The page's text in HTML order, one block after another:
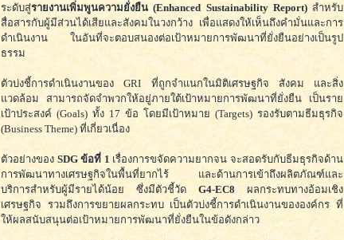
ระดับสู่รายงานเพิ่มพูนความยั่งยืน (Enhanced Sustainability Report)สำหรับ
สื่อสารกับผู้มีส่วนได้เสียและสังคมในวงกว้าง เพื่อแสดงให้เห็นถึงคำมั่นและการ
ดำเนินงาน ในอันที่จะตอบสนองต่อเป้าหมายการพัฒนาที่ยั่งยืนอย่างเป็นรูป
ธรรม
ตัวบ่งชี้การดำเนินงานของ GRI ที่ถูกจำแนกในมิติเศรษฐกิจ สังคม และสิ่ง
แวดล้อม สามารถจัดจำพวกให้อยู่ภายใต้เป้าหมายการพัฒนาที่ยั่งยืน เป็นราย
เป้าประสงค์ (Goals) ทั้ง 17 ข้อ โดยมีเป้าหมาย (Targets) รองรับตามธีมธุรกิจ
(Business Theme) ที่เกี่ยวเนื่อง
ตัวอย่างของ SDG ข้อที่ 1 เรื่องการขจัดความยากจน จะสอดรับกับธีมธุรกิจด้าน
การพัฒนาทางเศรษฐกิจในพื้นที่ยากไร้ และด้านการเข้าถึงผลิตภัณฑ์และ
บริการสำหรับผู้มีรายได้น้อย ซึ่งมีตัวชี้วัด G4-EC8 ผลกระทบทางอ้อมเชิง
เศรษฐกิจ รวมถึงการขยายผลกระทบ เป็นตัวบ่งชี้การดำเนินงานขององค์กร ที่
ให้ผลสนับสนุนต่อเป้าหมายการพัฒนาที่ยั่งยืนในข้อดังกล่าว